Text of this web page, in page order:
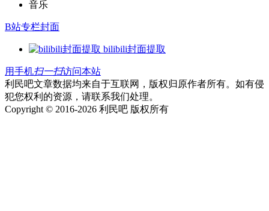
音乐
B站专栏封面
bilibili封面提取
用手机扫一扫访问本站
利民吧文章数据均来自于互联网，版权归原作者所有。如有侵
犯您权利的资源，请联系我们处理。
Copyright © 2016-2026 利民吧 版权所有